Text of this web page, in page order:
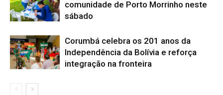
comunidade de Porto Morrinho neste
sábado
Corumbá celebra os 201 anos da
Independência da Bolívia e reforça
integração na fronteira